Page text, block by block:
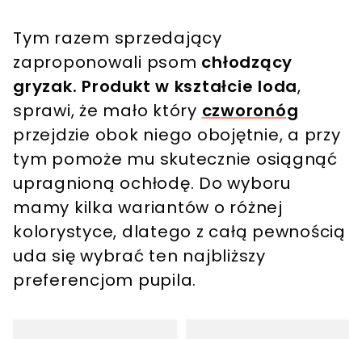
Tym razem sprzedający
zaproponowali psom chłodzący
gryzak. Produkt w kształcie loda,
sprawi, że mało który czworonóg
przejdzie obok niego obojętnie, a przy
tym pomoże mu skutecznie osiągnąć
upragnioną ochłodę. Do wyboru
mamy kilka wariantów o różnej
kolorystyce, dlatego z całą pewnością
uda się wybrać ten najbliższy
preferencjom pupila.